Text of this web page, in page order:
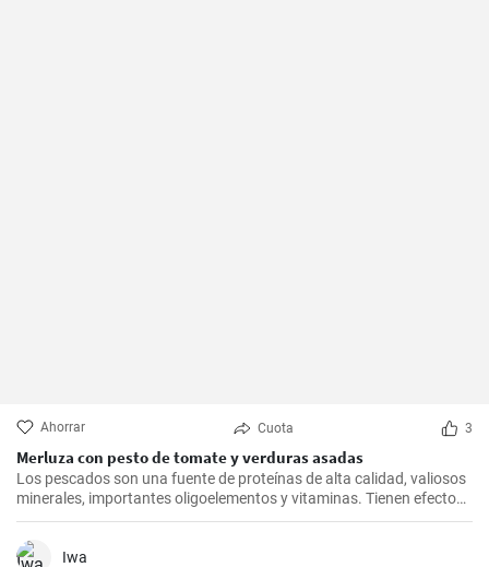
Ahorrar Cuota 3
Merluza con pesto de tomate y verduras asadas
Los pescados son una fuente de proteínas de alta calidad, valiosos
minerales, importantes oligoelementos y vitaminas. Tienen efectos
beneficiosos para el sistema cardiovascular y se recomienda
consumirlos al menos dos veces a la semana. Inspírate con nuestro
rápido almuerzo.
Iwa